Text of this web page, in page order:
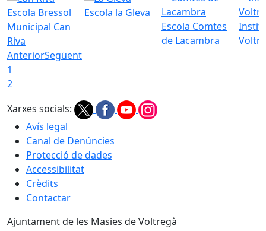
Escola Bressol
Municipal Can
Riva
Escola la Gleva
Escola Comtes
de Lacambra
AnteriorSegüent
1
2
Xarxes socials:
Avís legal
Canal de Denúncies
Protecció de dades
Accessibilitat
Crèdits
Contactar
Ajuntament de les Masies de Voltregà